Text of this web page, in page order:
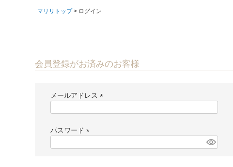
マリリトップ ログイン
会員登録がお済みのお客様
メールアドレス
)
パスワード